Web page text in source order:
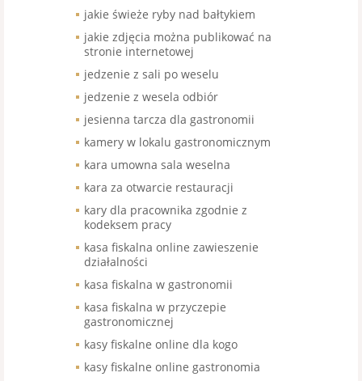
jakie świeże ryby nad bałtykiem
jakie zdjęcia można publikować na
stronie internetowej
jedzenie z sali po weselu
jedzenie z wesela odbiór
jesienna tarcza dla gastronomii
kamery w lokalu gastronomicznym
kara umowna sala weselna
kara za otwarcie restauracji
kary dla pracownika zgodnie z
kodeksem pracy
kasa fiskalna online zawieszenie
działalności
kasa fiskalna w gastronomii
kasa fiskalna w przyczepie
gastronomicznej
kasy fiskalne online dla kogo
kasy fiskalne online gastronomia